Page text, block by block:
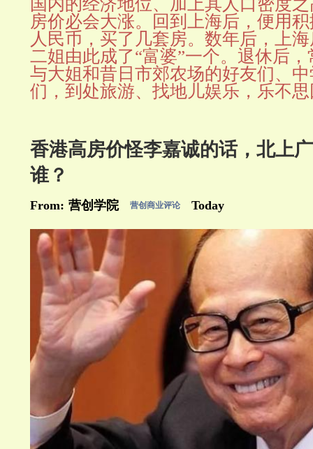
国内的经济地位、加上其人口密度
房价必会大涨。回到上海后，便用
人民币，买了几套房。数年后，上
二姐由此成了“富婆”一个。退休后
与大姐和昔日市郊农场的好友们、
们，到处旅游、找地儿娱乐，乐不
香港高房价怪李嘉诚的话，北上
谁？
From: 营创学院 营创商业评论 Today